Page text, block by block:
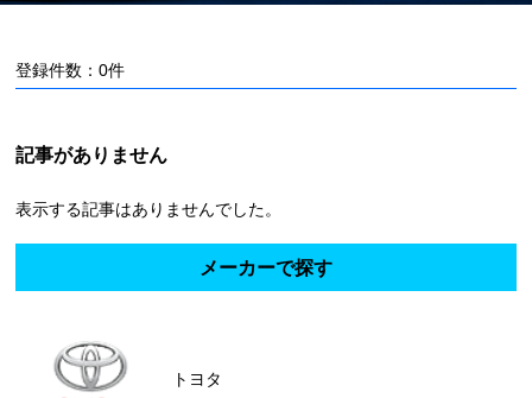
登録件数：0件
記事がありません
表示する記事はありませんでした。
メーカーで探す
トヨタ